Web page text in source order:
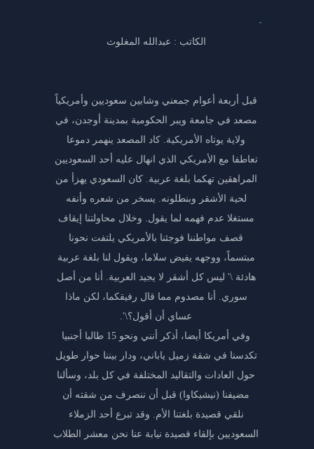
الكاتب : عبدالله المغلوث
قبل أربعة أعوام جمعني وشابين سعوديين وأمريكياً
مصعد في جامعة ويبر الحكومية بمدينة أوجدن، في
ولاية يوتاه الأمريكية. كاد المصعد ينهمر دموعا
تعاطفا مع الأمريكي الذي انهال عليه أحد السعوديين
المراهقين تهكما بلغة عربية. كان السعودي يهزأ من
لحية الأشقر وبنطلونه. يسخر من شعره وأنفه
مستغلا عدم فهمه لما يقول. وخلال محاولتنا إيقاف
قصف مواطننا فوجئنا بالأمريكي يلتفت نحونا
مبتسماً، ووجهه يفيض سلاما، ويقول لنا بلغة عربية
هادئة \' ليس كل أشقر لا يجيد العربية. أنا من أصل
سوري. أنا مصدوم مما قال رفيقكما، لكن ماذا
عساي أن أقول؟\'.
وفي أمريكا أيضا، أذكر أنني ونحو 15 طالبا أجنبيا
تكدسنا في شقة زميل ياباني، ودار بيننا حوار طويل
حول العادات والتقاليد المختلفة في كل بلد، وسألنا
مضيفنا (نيشيكاوا) قبل أن ننصرف من شقته أن
نلقي قصيدة بلغتنا الأم. وقد تبرع أحد الزملاء
السعوديين بإلقاء قصيدة نيابة عنا نحن معشر الطلاب